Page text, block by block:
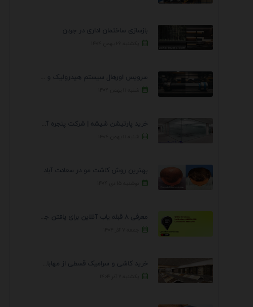
بازسازی ساختمان اداری در جردن
خرید پارتیشن شیشه | شرکت پنجره آسمان
بهترین روش کاشت مو در سعادت آباد
معرفی 8 قبله یاب آنلاین برای یافتن جهت انجام ...